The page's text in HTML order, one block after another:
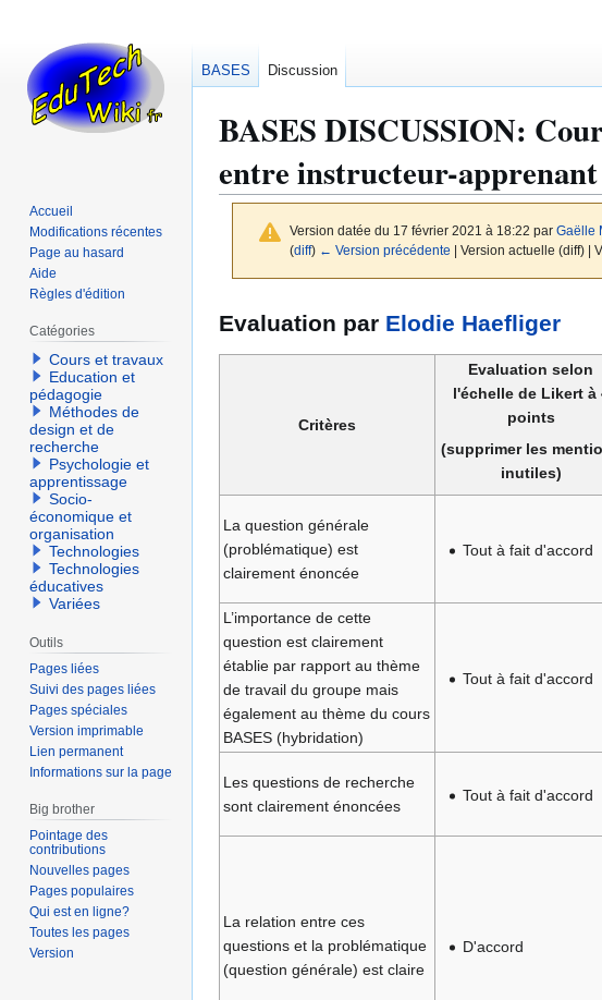
BASES DISCUSSION:
entre instructeur-apprenant
Version datée du 17 février 2021 à 18:22 par Gaëlle
(diff) ← Version précédente | Version actuelle (diff) |
à
la
à
la
Evaluation par Elodie Haefliger
Critères
Evaluation selon
l'échelle de Likert à
points
(supprimer les
inutiles)
La question générale
(problématique) est
clairement énoncée
Tout à fait d'accord
L’importance de cette
question est clairement
établie par rapport au thème
de travail du groupe mais
également au thème du cours
BASES (hybridation)
Tout à fait d'accord
Les questions de recherche
sont clairement énoncées
Tout à fait d'accord
La relation entre ces
questions et la problématique
(question générale) est claire
D'accord
BASES Discussion
Accueil
Modifications récentes
Page au hasard
Aide
Règles d'édition
Catégories
Cours et travaux
Education et
pédagogie
Méthodes de
design et de
recherche
Psychologie et
apprentissage
Socio-
économique et
organisation
Technologies
Technologies
éducatives
Variées
Outils
Pages liées
Suivi des pages liées
Pages spéciales
Version imprimable
Lien permanent
Informations sur la page
Big brother
Pointage des
contributions
Nouvelles pages
Pages populaires
Qui est en ligne?
Toutes les pages
Version